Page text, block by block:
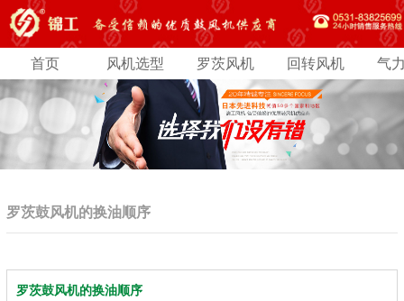
首页 风机选型 罗茨风机 回转风机 气
罗茨鼓风机的换油顺序
罗茨鼓风机的换油顺序